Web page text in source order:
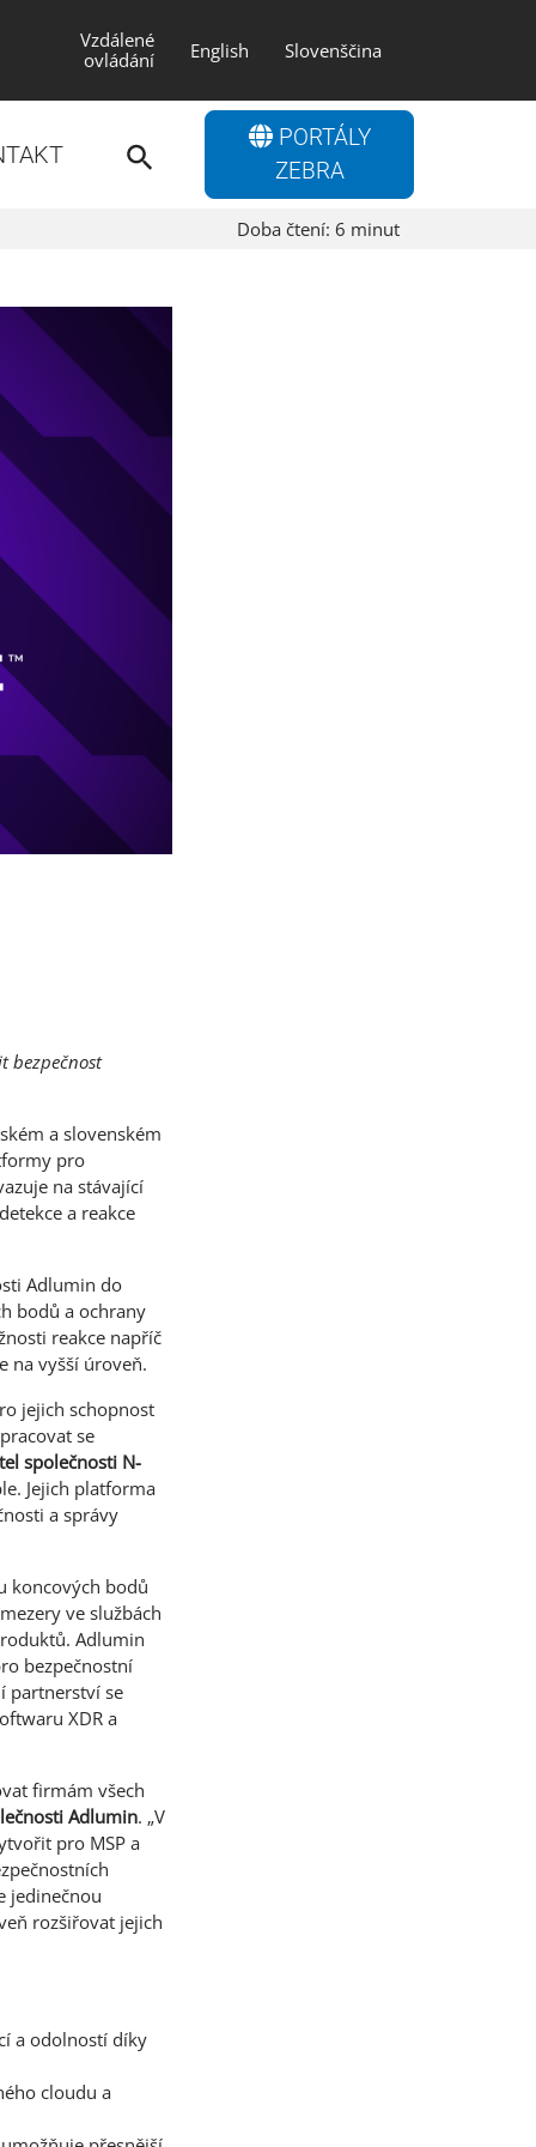
Vzdálené
ovládání
English Slovenščina
PORTÁLY
ZEBRA
Doba čtení: 6 minut
bezpečnost
a slovenském
pro
na stávající
a reakce
Adlumin do
bodů a ochrany
reakce napříč
na vyšší úroveň.
jejich schopnost
se
společnosti N-
Jejich platforma
a správy
koncových bodů
ve službách
Adlumin
bezpečnostní
partnerství se
XDR a
firmám všech
Adlumin. „V
pro MSP a
jedinečnou
rozšiřovat jejich
a odolností díky
cloudu a